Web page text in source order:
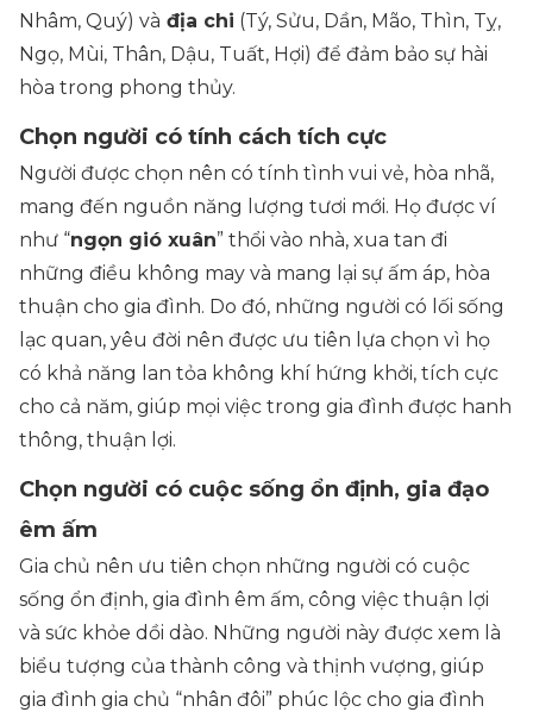
Nhâm, Quý) và địa chi (Tý, Sửu, Dần, Mão, Thìn, Tỵ,
Ngọ, Mùi, Thân, Dậu, Tuất, Hợi) để đảm bảo sự hài
hòa trong phong thủy.
Chọn người có tính cách tích cực
Người được chọn nên có tính tình vui vẻ, hòa nhã,
mang đến nguồn năng lượng tươi mới. Họ được ví
như “ngọn gió xuân” thổi vào nhà, xua tan đi
những điều không may và mang lại sự ấm áp, hòa
thuận cho gia đình. Do đó, những người có lối sống
lạc quan, yêu đời nên được ưu tiên lựa chọn vì họ
có khả năng lan tỏa không khí hứng khởi, tích cực
cho cả năm, giúp mọi việc trong gia đình được hanh
thông, thuận lợi.
Chọn người có cuộc sống ổn định, gia đạo
êm ấm
Gia chủ nên ưu tiên chọn những người có cuộc
sống ổn định, gia đình êm ấm, công việc thuận lợi
và sức khỏe dồi dào. Những người này được xem là
biểu tượng của thành công và thịnh vượng, giúp
gia đình gia chủ “nhân đôi” phúc lộc cho gia đình